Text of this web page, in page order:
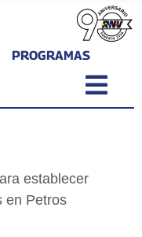
PROGRAMAS